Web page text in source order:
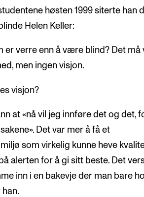
høsten 1999 siterte han
Helen Keller:
er verre enn å være blind? Det
men ingen visjon.
visjon?
at «nå vil jeg innføre det og det,
Det var mer å få et
som virkelig kunne heve
alerten for å gi sitt beste. Det
inn i en bakevje der man bare
han.